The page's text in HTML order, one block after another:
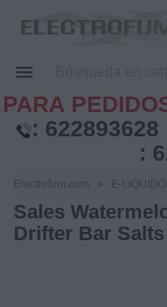

PARA
: 622893628
:
Electrofum.com E-
Sales
Drifter Bar Salts